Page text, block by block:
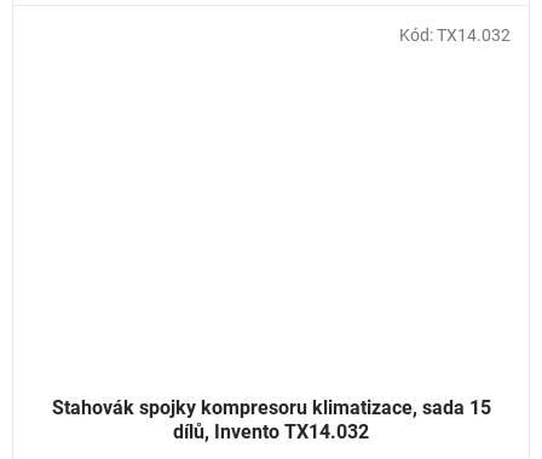
Stahovák spojky kompresoru klimatizace, sada 15
dílů, Invento TX14.032
Kód:TX14.032